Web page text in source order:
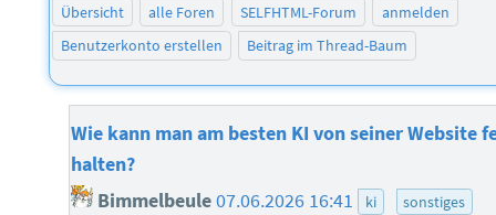
Übersicht alle Foren SELFHTML-Forum
anmelden
Benutzerkonto erstellen
Beitrag im Thread-Baum
Wie kann man am besten KI von seiner Website
halten?
Bimmelbeule07.06.2026 16:41 ki sonstiges